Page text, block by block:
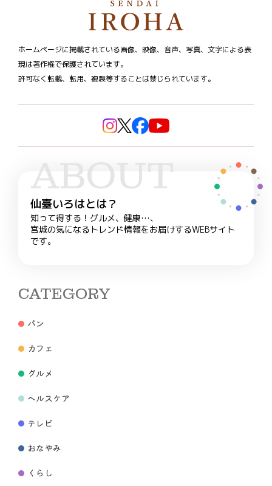
ホームページに掲載されている画像、映像、音声、写真、文字による表
現は著作権で保護されています。
許可なく転載、転用、複製等することは禁じられています。
ABOUT
仙臺いろはとは？
知って得する！グルメ、健康…、
宮城の気になるトレンド情報をお届けするWEBサイト
です。
CATEGORY
パン
カフェ
グルメ
ヘルスケア
テレビ
おなやみ
くらし